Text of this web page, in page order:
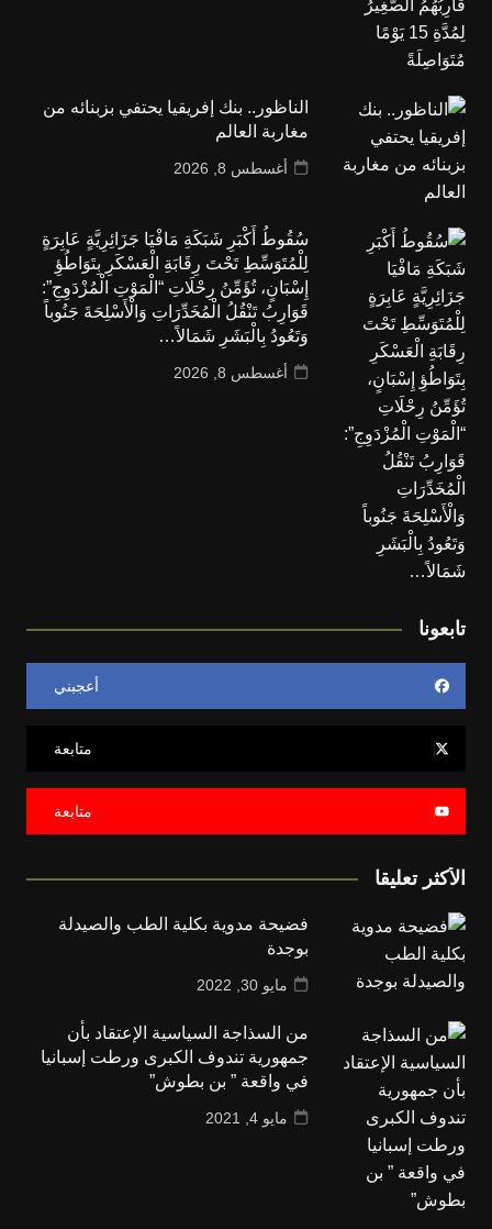
الناظور.. بنك إفريقيا يحتفي بزبنائه من
مغاربة العالم
أغسطس 8, 2026
سُقُوطُ أَكْبَرِ شَبَكَةِ مَافْيَا جَزَائِرِيَّةٍ عَابِرَةٍ
لِلْمُتَوَسِّطِ تَحْتَ رِقَابَةِ الْعَسْكَرِ بِتَوَاطُؤِ
إِسْبَانٍ، تُؤَمِّنُ رِحْلَاتِ “الْمَوْتِ الْمُزْدَوِجِ”:
قَوَارِبُ تَنْقُلُ الْمُخَدِّرَاتِ وَالْأَسْلِحَةَ جَنُوباً
وَتَعُودُ بِالْبَشَرِ شَمَالاً…
أغسطس 8, 2026
تابعونا
أعجبني
متابعة
متابعة
الأكثر تعليقا
فضيحة مدوية بكلية الطب والصيدلة
بوجدة
مايو 30, 2022
من السذاجة السياسية الإعتقاد بأن
جمهورية تندوف الكبرى ورطت إسبانيا
في واقعة ” بن بطوش”
مايو 4, 2021